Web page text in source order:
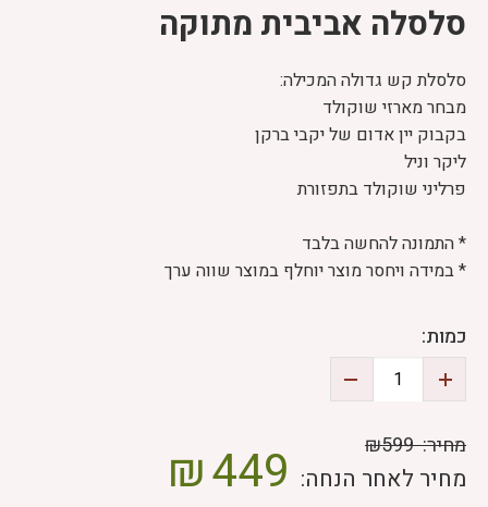
סלסלה אביבית מתוקה
סלסלת קש גדולה המכילה:
מבחר מארזי שוקולד
בקבוק יין אדום של יקבי ברקן
ליקר וניל
פרליני שוקולד בתפזורת
* התמונה להחשה בלבד
* במידה ויחסר מוצר יוחלף במוצר שווה ערך
כמות:
מחיר:₪599
מחיר לאחר הנחה: 449
₪